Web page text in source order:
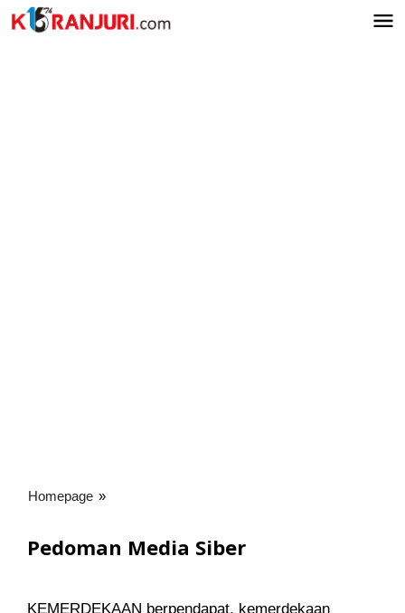
Lewati
ke
Homepage »
Pedoman Media Siber
12
KEMERDEKAAN berpendapat, kemerdekaan